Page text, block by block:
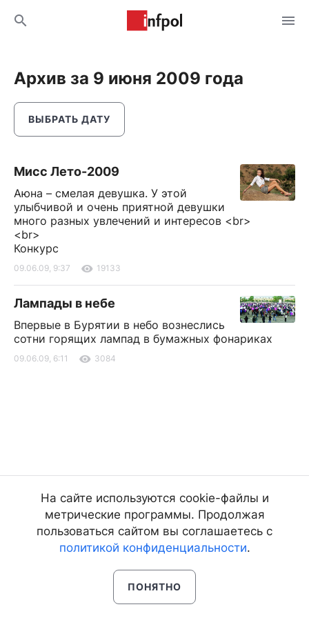
Архив за 9 июня 2009 года
ВЫБРАТЬ ДАТУ
Мисс Лето-2009
Аюна – смелая девушка. У этой
улыбчивой и очень приятной девушки
много разных увлечений и интересов <br>
<br>
Конкурс
09.06.09, 9:37 19133
Лампады в небе
Впервые в Бурятии в небо вознеслись
сот­ни горящих лампад в бумажных фонариках
09.06.09, 6:11 3084
На сайте используются cookie-файлы и
метрические программы. Продолжая
пользоваться сайтом вы соглашаетесь с
политикой конфиденциальности.
ПОНЯТНО